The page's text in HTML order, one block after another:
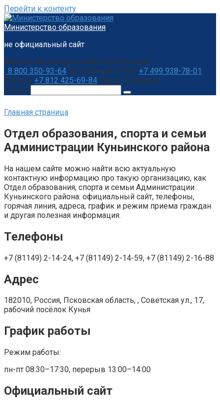
Перейти к контенту
Министерство образования
не официальный сайт
Бесплатная юридическая консультация:
8 800 350-93-64 бесплатный по РФ +7 499 938-78-01
Москва +7 812 425-69-84 Санкт-Петербург
Поиск:
Главная страница
Отдел образования, спорта и семьи
Администрации Куньинского района
На нашем сайте можно найти всю актуальную
контактную информацию про такую организацию, как
Отдел образования, спорта и семьи Администрации
Куньинского района: официальный сайт, телефоны,
горячая линия, адреса, график и режим приема граждан
и другая полезная информация.
Телефоны
+7 (81149) 2-14-24, +7 (81149) 2-14-59, +7 (81149) 2-16-88
Адрес
182010, Россия, Псковская область, , Советская ул., 17,
рабочий посёлок Кунья
График работы
Режим работы:
пн-пт 08:30–17:30, перерыв 13:00–14:00
Официальный сайт